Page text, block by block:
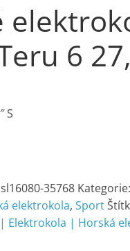
6
S
35768 Kategorie:
elektrokola,Sport
Elektrokola | Horská